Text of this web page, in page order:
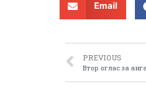
Email
PREVIOUS
Втор оглас за